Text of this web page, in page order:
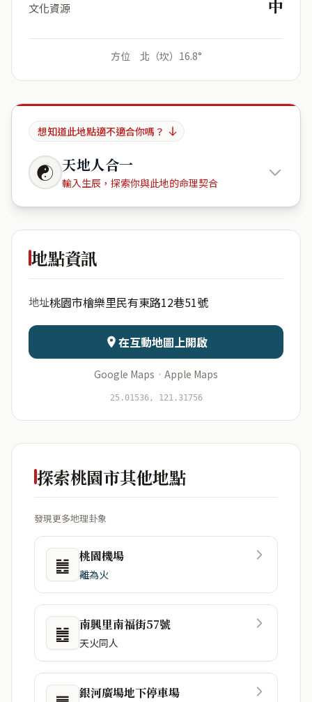
文化資源 中
方位 北（坎）16.8°
想知道此地點適不適合你嗎？
☯ 天地人合一
輸入生辰，探索你與此地的命理契合
台北東京
日期 出生時辰
資料僅用於即時分析，不會儲存於伺服器
地點資訊
地址桃園市檜樂里民有東路12巷51號
在互動地圖上開啟
Google Maps · Apple Maps
25.01536, 121.31756
探索桃園市其他地點
發現更多地理卦象
䷰ 桃園機場
離為火
䷰ 南興里南福街57號
天火同人
銀河廣場地下停車場